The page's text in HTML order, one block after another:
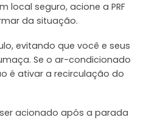
local seguro, acione a PRF
da situação.
evitando que você e seus
Se o ar-condicionado
é ativar a recirculação do
acionado após a parada